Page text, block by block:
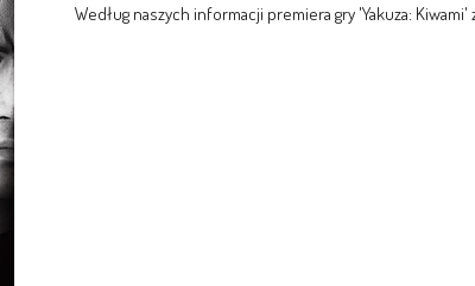
Według naszych informacji premiera gry 'Yakuza: Kiwami'